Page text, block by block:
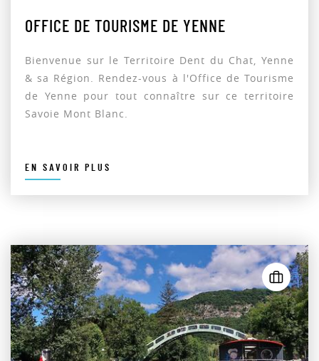
OFFICE DE TOURISME DE YENNE
Bienvenue sur le Territoire Dent du Chat, Yenne
& sa Région. Rendez-vous à l'Office de Tourisme
de Yenne pour tout connaître sur ce territoire
Savoie Mont Blanc.
EN SAVOIR PLUS